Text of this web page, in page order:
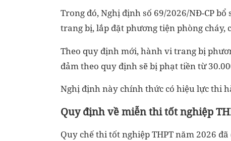
Trong đó, Nghị định số 69/2026/NĐ-CP
trang bị, lắp đặt phương tiện phòng cháy,
Theo quy định mới, hành vi trang bị
đảm theo quy định sẽ bị phạt tiền từ
Nghị định này chính thức có hiệu lực thi
Quy định về miễn thi tốt nghiệp
Quy chế thi tốt nghiệp THPT năm 2026